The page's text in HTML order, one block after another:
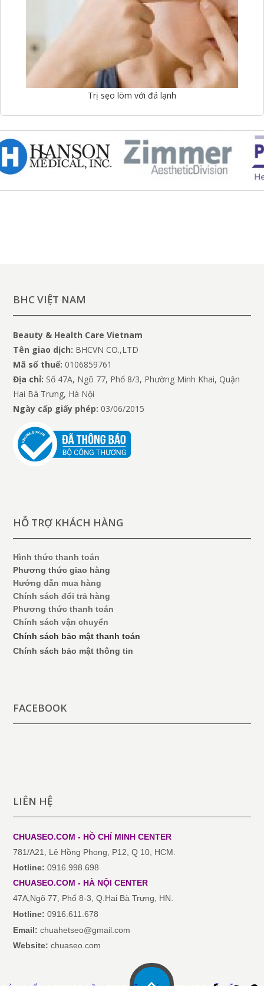
Trị sẹo lõm với đá lạnh
BHC VIỆT NAM
Beauty & Health Care Vietnam
Tên giao dịch: BHCVN CO.,LTD
Mã số thuế:0106859761
Địa chỉ: Số 47A, Ngõ 77, Phố 8/3, Phường Minh Khai, Quận
Hai Bà Trưng, Hà Nội
Ngày cấp giấy phép: 03/06/2015
HỖ TRỢ KHÁCH HÀNG
Hình thức thanh toán
Phương thức giao hàng
Hướng dẫn mua hàng
Chính sách đổi trả hàng
Phương thức thanh toán
Chính sách vận chuyển
Chính sách bảo mật thanh toán
Chính sách bảo mật thông tin
FACEBOOK
LIÊN HỆ
CHUASEO.COM - HỒ CHÍ MINHCENTER
781/A21, Lê Hồng Phong, P12, Q 10, HCM.
Hotline: 0916.998.698
CHUASEO.COM - HÀ NỘICENTER
47A,Ngõ 77, Phố 8-3, Q.Hai Bà Trưng, HN.
Hotline: 0916.611.678
Email:chuahetseo@gmail.com
Website: chuaseo.com